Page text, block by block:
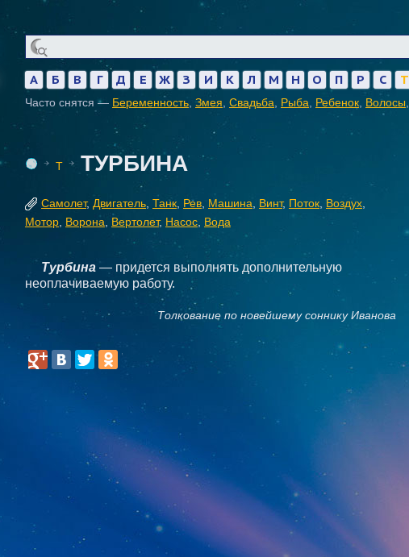
А Б В Г Д Е Ж З И К Л М Н О П Р С Т
Часто снятся — Беременность Змея Свадьба Рыба Ребенок Волосы
Т ТУРБИНА
Самолет, Двигатель Танк Рев Машина Винт, Поток Воздух
Мотор Ворона Вертолет, Насос Вода
Турбина — придется выполнять дополнительную
неоплачиваемую работу.
Толкование по новейшему соннику Иванова